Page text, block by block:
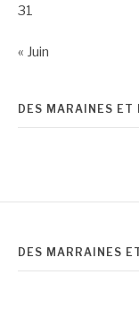
31
« Juin
DES MARAINES ET
DES MARRAINES